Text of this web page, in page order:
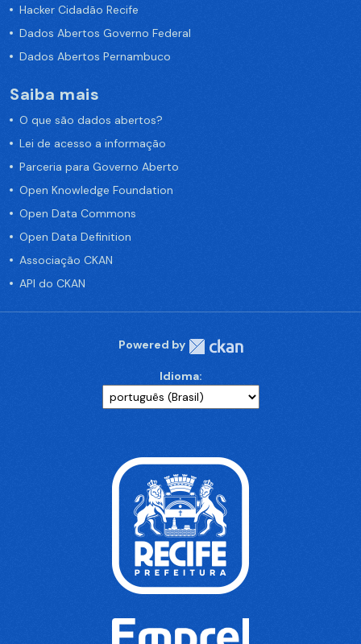
Hacker Cidadão Recife
Dados Abertos Governo Federal
Dados Abertos Pernambuco
Saiba mais
O que são dados abertos?
Lei de acesso a informação
Parceria para Governo Aberto
Open Knowledge Foundation
Open Data Commons
Open Data Definition
Associação CKAN
API do CKAN
Powered by
Idioma